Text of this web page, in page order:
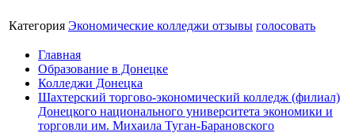
Категория Экономические колледжи отзывы голосовать
Главная
Образование в Донецке
Колледжи Донецка
Шахтерский торгово-экономический колледж (филиал)
Донецкого национального университета экономики и
торговли им. Михаила Туган-Барановского